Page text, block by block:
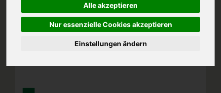
Alle akzeptieren
Nur essenzielle Cookies akzeptieren
Einstellungen ändern